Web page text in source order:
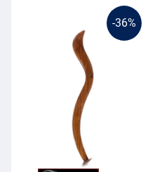
-36%